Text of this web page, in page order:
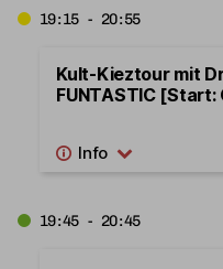
19:15 - 20:55
Kult-Kieztour mit
FUNTASTIC
19:45 - 20:45